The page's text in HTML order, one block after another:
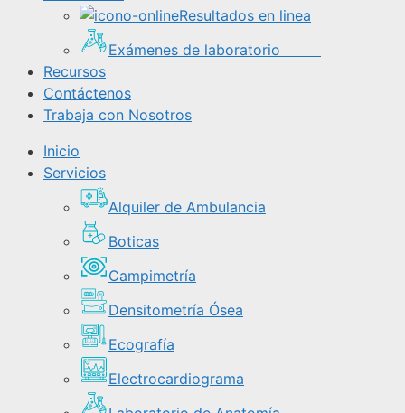
Resultados en linea
Exámenes de laboratorio
Recursos
Contáctenos
Trabaja con Nosotros
Inicio
Servicios
Alquiler de Ambulancia
Boticas
Campimetría
Densitometría Ósea
Ecografía
Electrocardiograma